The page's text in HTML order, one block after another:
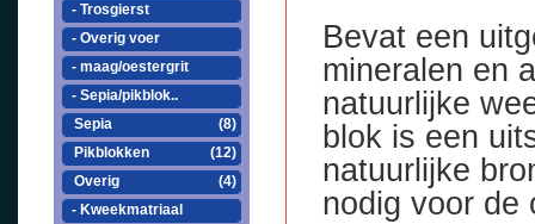
- Trosgierst
- Overig voer
- maag/oestergrit
- Sepia/pikblok..
Sepia
(8)
Pikblokken
(12)
Overig
(4)
- Kweekmatriaal
Bevat een
mineralen en
natuurlijke
blok is een
natuurlijke
nodig voor de